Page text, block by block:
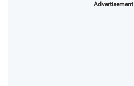
Advertisement